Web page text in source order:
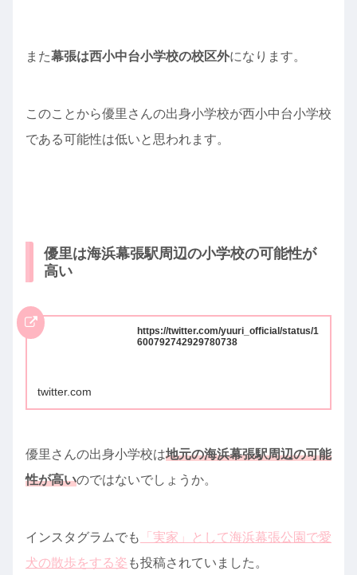
また幕張は西小中台小学校の校区外になります。
このことから優里さんの出身小学校が西小中台小学校
である可能性は低いと思われます。
優里は海浜幕張駅周辺の小学校の可能性が
高い
https://twitter.com/yuuri_official/status/1
600792742929780738
twitter.com
優里さんの出身小学校は地元の海浜幕張駅周辺の可能
性が高いのではないでしょうか。
インスタグラムでも
「実家」として海浜幕張公園で愛
犬の散歩をする姿 も投稿されていました。